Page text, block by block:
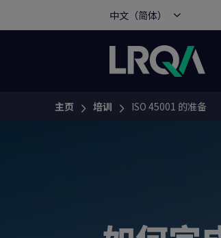
中文（简体）
You are here:主页 培训 ISO 45001 的准备